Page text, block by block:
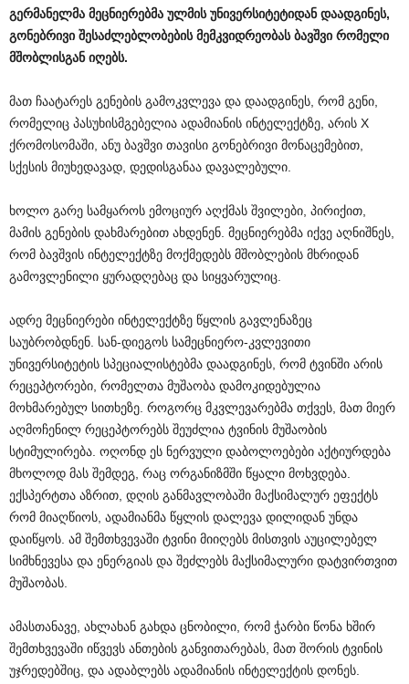
გერმანელმა მეცნიერებმა ულმის უნივერსიტეტიდან დაადგინეს,
გონებრივი შესაძლებლობების მემკვიდრეობას ბავშვი რომელი
მშობლისგან იღებს.
მათ ჩაატარეს გენების გამოკვლევა და დაადგინეს, რომ გენი,
რომელიც პასუხისმგებელია ადამიანის ინტელექტზე, არის X
ქრომოსომაში, ანუ ბავშვი თავისი გონებრივი მონაცემებით,
სქესის მიუხედავად, დედისგანაა დავალებული.
ხოლო გარე სამყაროს ემოციურ აღქმას შვილები, პირიქით,
მამის გენების დახმარებით ახდენენ. მეცნიერებმა იქვე აღნიშნეს,
რომ ბავშვის ინტელექტზე მოქმედებს მშობლების მხრიდან
გამოვლენილი ყურადღებაც და სიყვარულიც.
ადრე მეცნიერები ინტელექტზე წყლის გავლენაზეც
საუბრობდნენ. სან-დიეგოს სამეცნიერო-კვლევითი
უნივერსიტეტის სპეციალისტებმა დაადგინეს, რომ ტვინში არის
რეცეპტორები, რომელთა მუშაობა დამოკიდებულია
მოხმარებულ სითხეზე. როგორც მკვლევარებმა თქვეს, მათ მიერ
აღმოჩენილ რეცეპტორებს შეუძლია ტვინის მუშაობის
სტიმულირება. ოღონდ ეს ნერვული დაბოლოებები აქტიურდება
მხოლოდ მას შემდეგ, რაც ორგანიზმში წყალი მოხვდება.
ექსპერტთა აზრით, დღის განმავლობაში მაქსიმალურ ეფექტს
რომ მიაღწიოს, ადამიანმა წყლის დალევა დილიდან უნდა
დაიწყოს. ამ შემთხვევაში ტვინი მიიღებს მისთვის აუცილებელ
სიმხნევესა და ენერგიას და შეძლებს მაქსიმალური დატვირთვით
მუშაობას.
ამასთანავე, ახლახან გახდა ცნობილი, რომ ჭარბი წონა ხშირ
შემთხვევაში იწვევს ანთების განვითარებას, მათ შორის ტვინის
უჯრედებშიც, და ადაბლებს ადამიანის ინტელექტის დონეს.